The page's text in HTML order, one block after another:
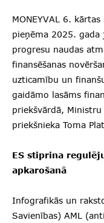
MONEYVAL 6.
pieņēma 2025. gada
progresu naudas
finansēšanas
uzticamību un
gaidāmo lasāms
priekšvārdā,
priekšnieka Toma
ES stiprina
apkarošanā
Infografikās un
Savienības) AML